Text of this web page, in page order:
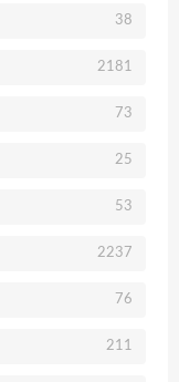
38
2181
73
25
53
2237
76
211